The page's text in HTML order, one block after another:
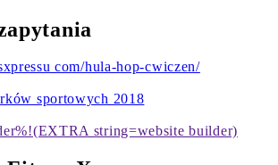
com/hula-hop-cwiczen/
sportowych 2018
string=website builder)